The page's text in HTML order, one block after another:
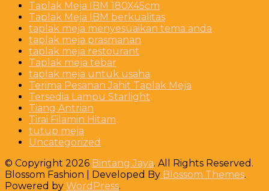
Taplak Meja IBM 180X45cm
Taplak Meja IBM berkualitas
taplak meja menyesuaikan tema anda
taplak meja prasmanan
taplak meja restourant
Taplak meja tebar
taplak meja untuk usaha
Terima Pesanan Jahit Taplak Meja
Tersedia Lampu Starlight
Tiang Antrian
Tirai Filamin Hitam
tutup meja
Uncategorized
© Copyright 2026 Bintang Jaya. All Rights Reserved.
Blossom Fashion | Developed By Blossom Themes.
Powered by WordPress.